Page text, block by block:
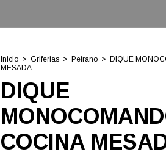
Inicio > Griferias > Peirano >
DIQUE
MESADA
DIQUE
COCINA